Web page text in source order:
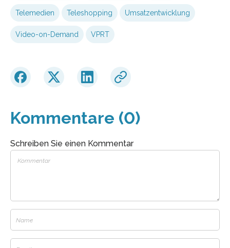
Telemedien Teleshopping Umsatzentwicklung
Video-on-Demand VPRT
Kommentare (0)
Schreiben Sie einen Kommentar